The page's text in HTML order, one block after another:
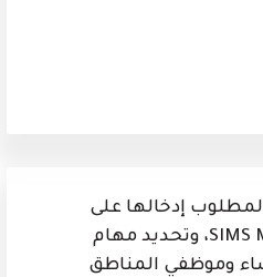
إدخالها على
نظامي SIMS و SIMS MEHENSL، وتحديد مهام
وموظفي المناطق